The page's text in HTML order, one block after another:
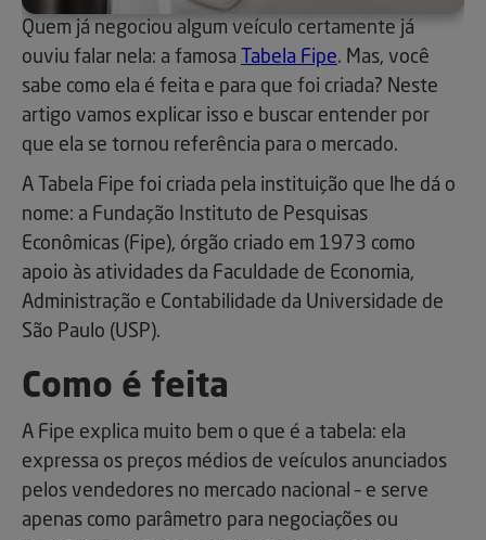
Quem já negociou algum veículo certamente já
ouviu falar nela: a famosa
Tabela Fipe. Mas, você
sabe como ela é feita e para que foi criada? Neste
artigo vamos explicar isso e buscar entender por
que ela se tornou referência para o mercado.
A Tabela Fipe foi criada pela instituição que lhe dá o
nome: a Fundação Instituto de Pesquisas
Econômicas (Fipe), órgão criado em 1973 como
apoio às atividades da Faculdade de Economia,
Administração e Contabilidade da Universidade de
São Paulo (USP).
Como é feita
A Fipe explica muito bem o que é a tabela: ela
expressa os preços médios de veículos anunciados
pelos vendedores no mercado nacional – e serve
apenas como parâmetro para negociações ou